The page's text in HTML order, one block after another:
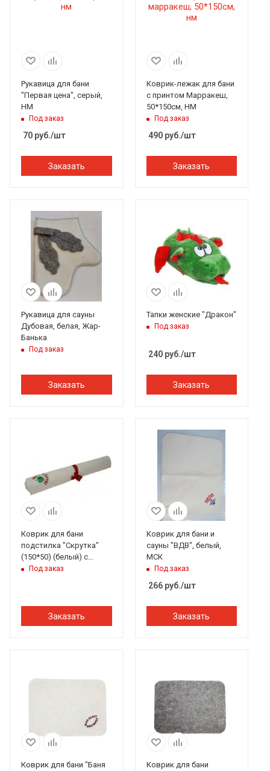
Рукавица для бани
"Первая цена", серый,
НМ
Под заказ
70 руб./шт
Заказать
Коврик-лежак для бани
с принтом Марракеш,
50*150см, НМ
Под заказ
490руб./шт
Заказать
Рукавица для сауны
Дубовая, белая, Жар-
Банька
Под заказ
Заказать
Тапки женские "Дракон"
Под заказ
240руб./шт
Заказать
Коврик для бани
подстилка "Скрутка"
(150*50) (белый) с
вышивкой в
Под заказ
Заказать
Коврик для бани и
сауны "ВДВ", белый,
МСК
Под заказ
266руб./шт
Заказать
Коврик для бани "Баня
Коврик для бани